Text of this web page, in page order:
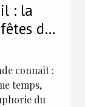
: la
de
connaît :
temps,
du